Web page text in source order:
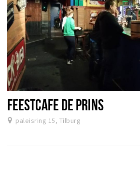
FEESTCAFE DE PRINS
paleisring 15, Tilburg